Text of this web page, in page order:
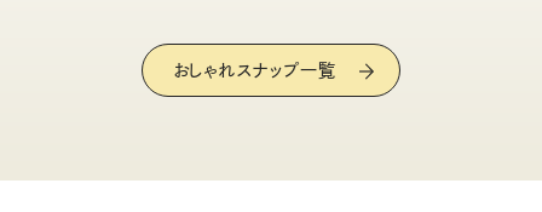
おしゃれスナップ一覧